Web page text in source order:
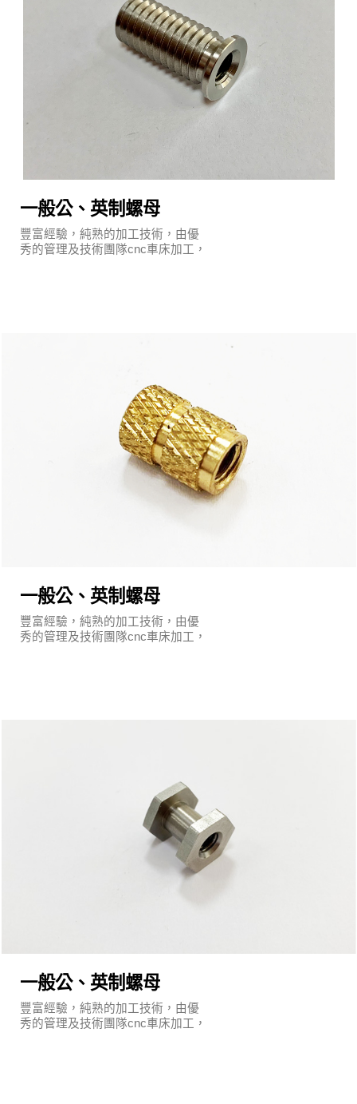
一般公、英制螺母
豐富經驗，純熟的加工技術，由優
秀的管理及技術團隊cnc車床加工，
一般公、英制螺母
豐富經驗，純熟的加工技術，由優
秀的管理及技術團隊cnc車床加工，
一般公、英制螺母
豐富經驗，純熟的加工技術，由優
秀的管理及技術團隊cnc車床加工，